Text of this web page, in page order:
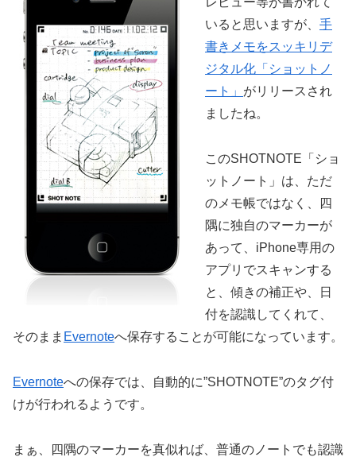
いると思いますが、 手
書きメモをスッキリデ
ジタル化「ショットノ
ート」 がリリースされ
ましたね。
このSHOTNOTE「ショ
ットノート」は、ただ
のメモ帳ではなく、四
隅に独自のマーカーが
あって、iPhone専用の
アプリでスキャンする
と、傾きの補正や、日
付を認識してくれて、
そのまま Evernoteへ保存することが可能になっています。
Evernoteへの保存では、自動的に”SHOTNOTE”のタグ付
けが行われるようです。
まぁ、四隅のマーカーを真似れば、普通のノートでも認識